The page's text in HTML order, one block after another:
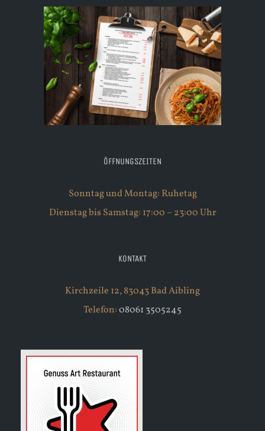
ÖFFNUNGSZEITEN
Sonntag und Montag: Ruhetag
Dienstag bis Samstag: 17:00 – 23:00 Uhr
KONTAKT
Kirchzeile 12, 83043 Bad Aibling
Telefon:08061 3505245